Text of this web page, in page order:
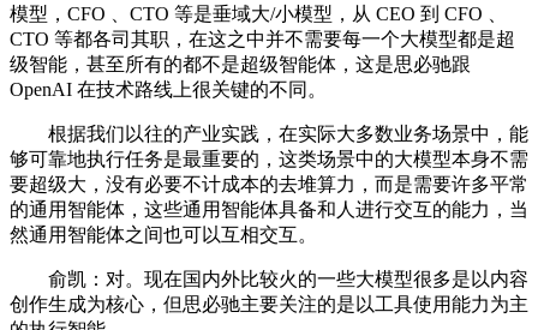
模型，CFO 、CTO 等是垂域大/小模型，从 CEO 到 CFO 、
CTO 等都各司其职，在这之中并不需要每一个大模型都是超
级智能，甚至所有的都不是超级智能体，这是思必驰跟
OpenAI 在技术路线上很关键的不同。
根据我们以往的产业实践，在实际大多数业务场景中，能
够可靠地执行任务是最重要的，这类场景中的大模型本身不需
要超级大，没有必要不计成本的去堆算力，而是需要许多平常
的通用智能体，这些通用智能体具备和人进行交互的能力，当
然通用智能体之间也可以互相交互。
俞凯：对。现在国内外比较火的一些大模型很多是以内容
创作生成为核心，但思必驰主要关注的是以工具使用能力为主